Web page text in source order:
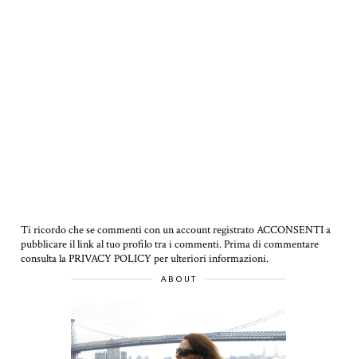
Ti ricordo che se commenti con un account registrato ACCONSENTI a
pubblicare il link al tuo profilo tra i commenti.Prima di commentare
consulta la PRIVACY POLICY per ulteriori informazioni.
ABOUT